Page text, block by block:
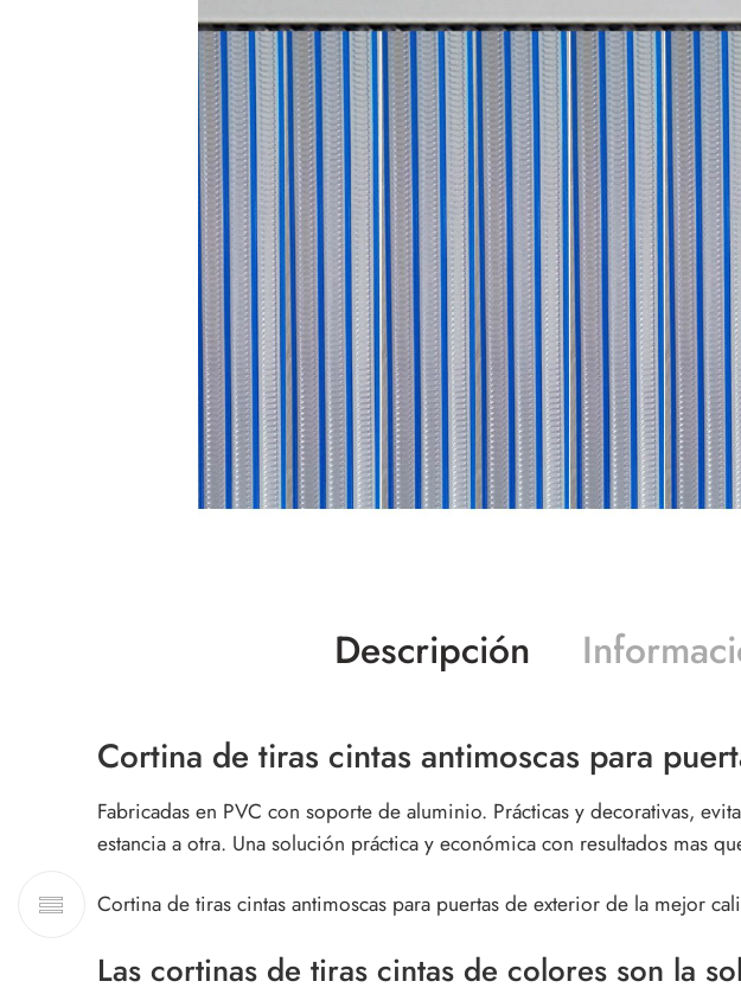
Descripción
Cortina de tiras cintas antimoscas para
Fabricadas en PVC con soporte de aluminio. Prácticas y decorativas,
estancia a otra. Una solución práctica y económica con resultados mas
Cortina de tiras cintas antimoscas para puertas de exteriorde la mejor
Las cortinas de tiras cintas de colores son la